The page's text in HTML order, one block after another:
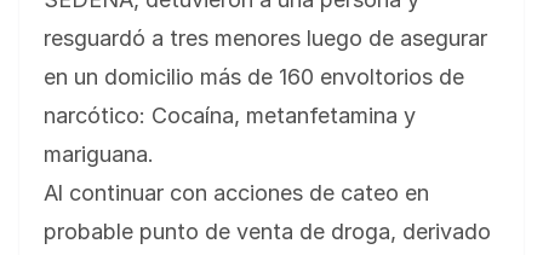
resguardó a tres menores luego de asegurar
en un domicilio más de 160 envoltorios de
narcótico: Cocaína, metanfetamina y
mariguana.
Al continuar con acciones de cateo en
probable punto de venta de droga, derivado